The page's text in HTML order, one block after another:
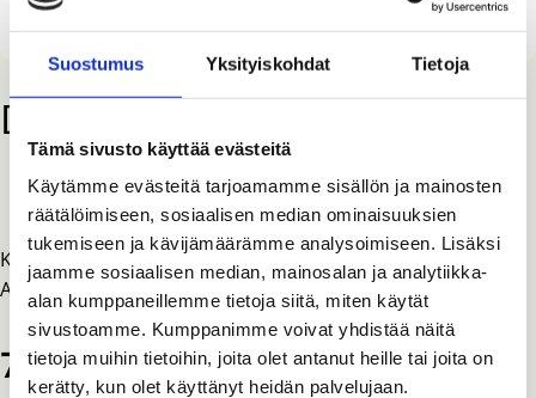
Suostumus Yksityiskohdat Tietoja
Tämä sivusto käyttää evästeitä
Käytämme evästeitä tarjoamamme sisällön ja mainosten
räätälöimiseen, sosiaalisen median ominaisuuksien
tukemiseen ja kävijämäärämme analysoimiseen. Lisäksi
jaamme sosiaalisen median, mainosalan ja analytiikka-
alan kumppaneillemme tietoja siitä, miten käytät
sivustoamme. Kumppanimme voivat yhdistää näitä
tietoja muihin tietoihin, joita olet antanut heille tai joita on
kerätty, kun olet käyttänyt heidän palvelujaan.
DMM Hitch Climber pulley
Osastot:ARBORISTITUOTTEET , MUUT TUOTTEET
Kiipeilyploki kolmella kiinnityspisteellä.
Alumiinia, murtolujuus 24 kN, max Ø 14mm köydelle.
74,05€